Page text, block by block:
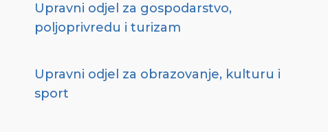
Upravni odjel za gospodarstvo,
poljoprivredu i turizam
Upravni odjel za obrazovanje, kulturu i
sport